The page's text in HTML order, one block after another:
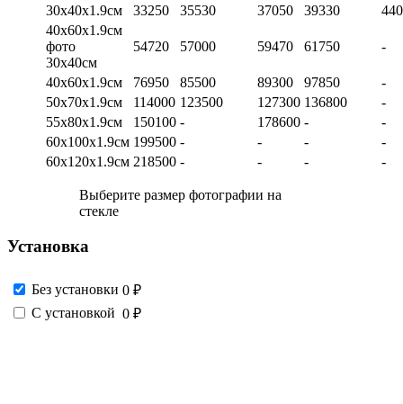
30х40х1.9см
33250 35530 37050 39330
40х60х1.9см
фото
30х40см
54720 57000 59470 61750 -
40х60х1.9см 76950 85500 89300 97850
-
50х70х1.9см
114000 123500 127300 136800
-
55х80х1.9см
150100 - 178600 -
-
60х100х1.9см 199500 - - -
-
60х120х1.9см 218500 - - - -
Выберите размер фотографии на
стекле
Установка
Без установки 0 ₽
С установкой 0 ₽